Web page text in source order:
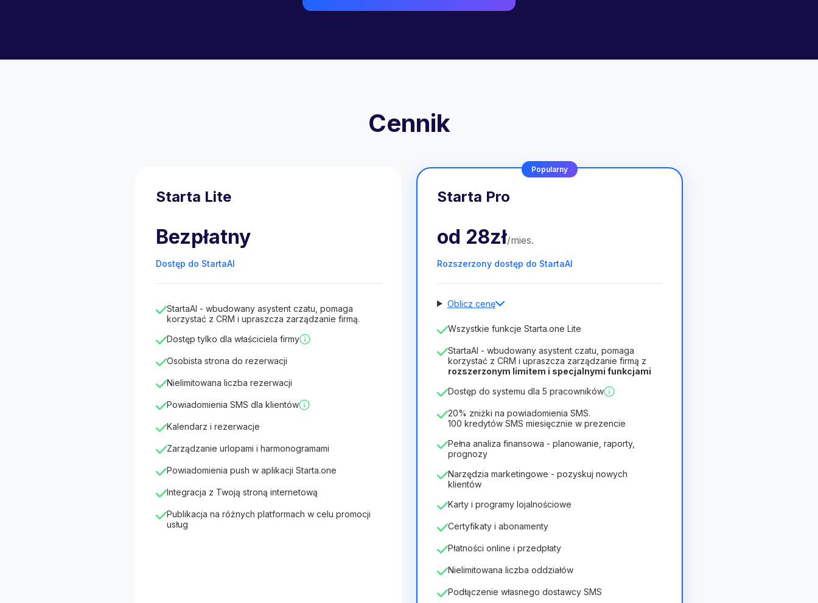
Cennik
Starta Lite
Bezpłatny
Dostęp do StartaAI
StartaAI - wbudowany asystent czatu, pomaga
korzystać z CRM i upraszcza zarządzanie firmą.
Dostęp tylko dla właściciela firmy
Osobista strona do rezerwacji
Nielimitowana liczba rezerwacji
Powiadomienia SMS dla klientów
Kalendarz i rezerwacje
Zarządzanie urlopami i harmonogramami
Powiadomienia push w aplikacji Starta.one
Integracja z Twoją stroną internetową
Publikacja na różnych platformach w celu promocji
usług
Popularny
Starta Pro
od 28zł/mies.
Rozszerzony dostęp do StartaAI
Oblicz cenę
Liczba pracowników
Czas trwania licencji
12 Months(zniżka -25%) Opłacalny
40zł28zł miesiąc
336zł za 12 Months
Wszystkie funkcje Starta.one Lite
StartaAI - wbudowany asystent czatu, pomaga
korzystać z CRM i upraszcza zarządzanie firmą z
rozszerzonym limitem i specjalnymi funkcjami
Dostęp do systemu dla 5 pracowników
20% zniżki na powiadomienia SMS.
100 kredytów SMS miesięcznie w prezencie
Pełna analiza finansowa - planowanie, raporty,
prognozy
Narzędzia marketingowe - pozyskuj nowych
klientów
Karty i programy lojalnościowe
Certyfikaty i abonamenty
Płatności online i przedpłaty
Nielimitowana liczba oddziałów
Podłączenie własnego dostawcy SMS